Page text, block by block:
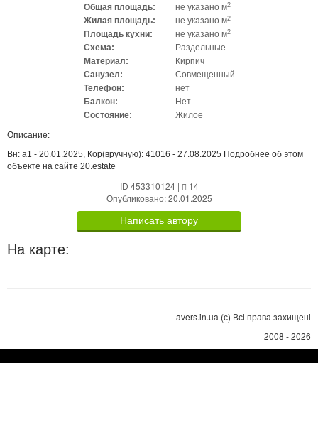
Общая площадь:
не указано м2
Жилая площадь: не указано м2
Площадь кухни: не указано м2
Схема:
Раздельные
Материал:
Кирпич
Санузел:
Совмещенный
Телефон:
нет
Балкон:
Нет
Состояние:
Жилое
Описание:
Вн: a1 - 20.01.2025, Кор(вручную): 41016 - 27.08.2025 Подробнее об этом
объекте на сайте 20.estate
ID 453310124 |
14
Опубликовано: 20.01.2025
Написать автору
На карте:
avers.in.ua (с) Всі права захищені
2008 - 2026